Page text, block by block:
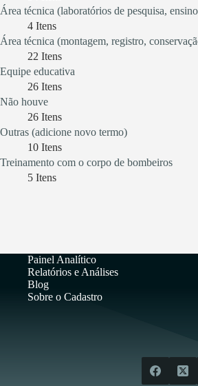
Área técnica (laboratórios de pesquisa,
4 Itens
Área técnica (montagem, registro,
22 Itens
Equipe educativa
26 Itens
Não houve
26 Itens
Outras (adicione novo termo)
10 Itens
Treinamento com o corpo de bombeiros
5 Itens
Painel Analítico
Relatórios e Análises
Blog
Sobre o Cadastro